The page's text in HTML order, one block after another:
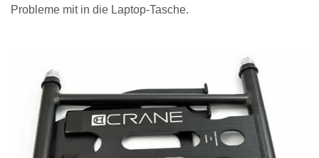
Probleme mit in die Laptop-Tasche.